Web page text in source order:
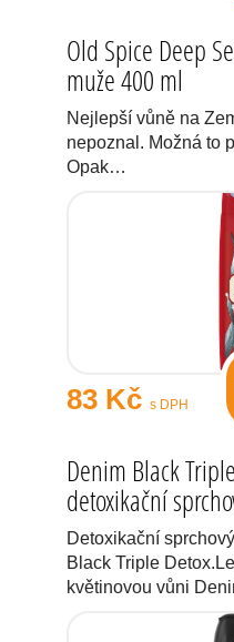
Old Spice Deep
muže 400 ml
Nejlepší vůně na
nepoznal. Možná to
Opak…
83 Kč s DPH
Denim Black
detoxikační
Detoxikační
Black Triple
květinovou vůni